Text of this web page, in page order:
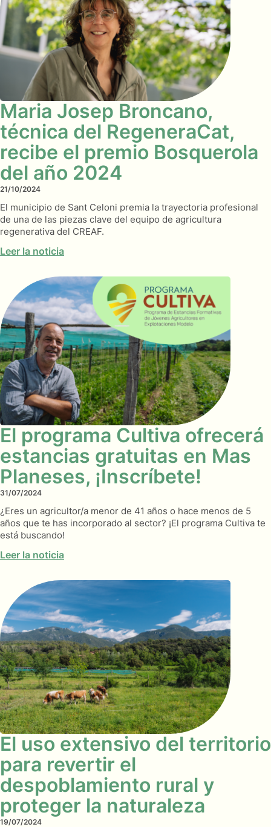
Maria Josep Broncano,
técnica del RegeneraCat,
recibe el premio Bosquerola
del año 2024
21/10/2024
El municipio de Sant Celoni premia la trayectoria profesional
de una de las piezas clave del equipo de agricultura
regenerativa del CREAF.
Leer la noticia
El programa Cultiva ofrecerá
estancias gratuitas en Mas
Planeses, ¡Inscríbete!
31/07/2024
¿Eres un agricultor/a menor de 41 años o hace menos de 5
años que te has incorporado al sector? ¡El programa Cultiva te
está buscando!
Leer la noticia
El uso extensivo del territorio
para revertir el
despoblamiento rural y
proteger la naturaleza
19/07/2024